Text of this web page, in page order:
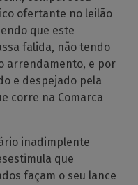
ofertante no leilão
que este
falida, não tendo
arrendamento, e por
e despejado pela
corre na Comarca
inadimplente
que
façam o seu lance